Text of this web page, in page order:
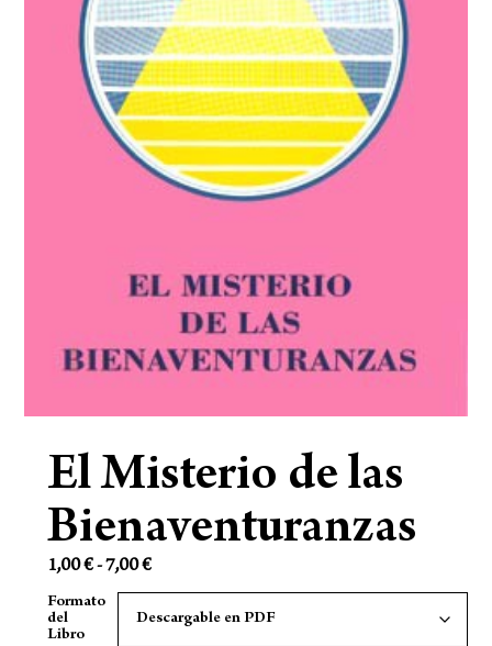
El Misterio de las
Bienaventuranzas
1,00€-7,00€
Formato
del
Libro